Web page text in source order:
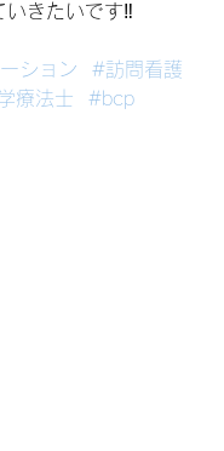
いきたいです‼️
ション
#訪問看護
療法士 #bcp